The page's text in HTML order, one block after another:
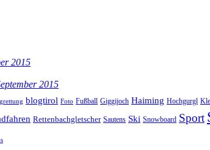
2015
2015
blogtirol Foto Fußball Giggijoch Haiming Hochgurgl
Rettenbachgletscher Sautens Ski Snowboard Sport